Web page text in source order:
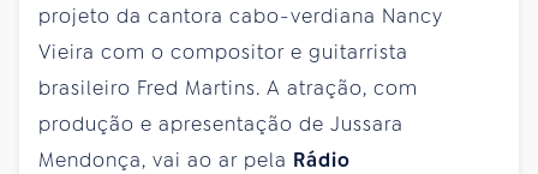
projeto da cantora cabo-verdiana Nancy
Vieira com o compositor e guitarrista
brasileiro Fred Martins. A atração, com
produção e apresentação de Jussara
Mendonça, vai ao ar pela Rádio